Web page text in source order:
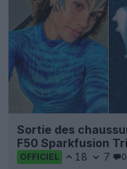
Sortie des
F50 Sparkfusion
OFFICIEL 18 7 0